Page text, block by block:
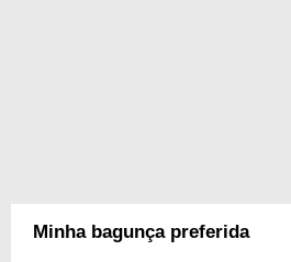
Minha bagunça preferida